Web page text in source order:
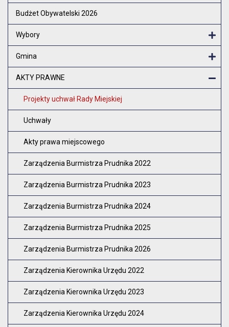
Budżet Obywatelski 2026
Wybory
Gmina
AKTY PRAWNE
Projekty uchwał Rady Miejskiej
Uchwały
Akty prawa miejscowego
Zarządzenia Burmistrza Prudnika 2022
Zarządzenia Burmistrza Prudnika 2023
Zarządzenia Burmistrza Prudnika 2024
Zarządzenia Burmistrza Prudnika 2025
Zarządzenia Burmistrza Prudnika 2026
Zarządzenia Kierownika Urzędu 2022
Zarządzenia Kierownika Urzędu 2023
Zarządzenia Kierownika Urzędu 2024